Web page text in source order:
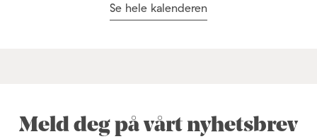
Se hele kalenderen
Meld deg på vårt nyhetsbrev